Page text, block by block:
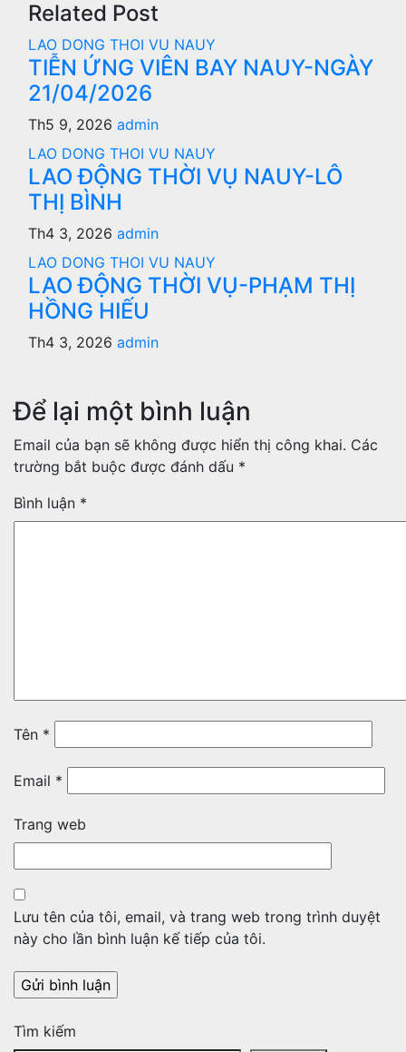
Related Post
LAO DONG THOI VU NAUY
TIỄN ỨNG VIÊN BAY NAUY-NGÀY
21/04/2026
Th5 9, 2026 admin
LAO DONG THOI VU NAUY
LAO ĐỘNG THỜI VỤ NAUY-LÔ
THỊ BÌNH
Th4 3, 2026 admin
LAO DONG THOI VU NAUY
LAO ĐỘNG THỜI VỤ-PHẠM THỊ
HỒNG HIẾU
Th4 3, 2026 admin
Để lại một bình luận
Email của bạn sẽ không được hiển thị công khai. Các
trường bắt buộc được đánh dấu *
Bình luận *
Tên *
Email *
Trang web
Lưu tên của tôi, email, và trang web trong trình duyệt
này cho lần bình luận kế tiếp của tôi.
Tìm kiếm